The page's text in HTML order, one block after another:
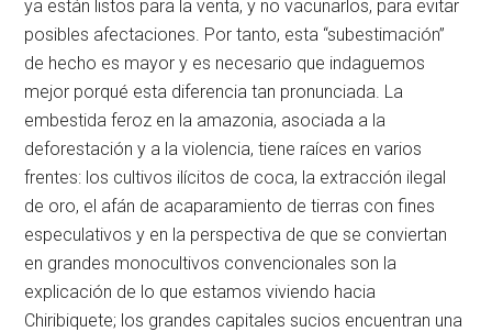
ya están listos para la venta, y no vacunarlos, para evitar
posibles afectaciones. Por tanto, esta “subestimación”
de hecho es mayor y es necesario que indaguemos
mejor porqué esta diferencia tan pronunciada. La
embestida feroz en la amazonia, asociada a la
deforestación y a la violencia, tiene raíces en varios
frentes: los cultivos ilícitos de coca, la extracción ilegal
de oro, el afán de acaparamiento de tierras con fines
especulativos y en la perspectiva de que se conviertan
en grandes monocultivos convencionales son la
explicación de lo que estamos viviendo hacia
Chiribiquete; los grandes capitales sucios encuentran una